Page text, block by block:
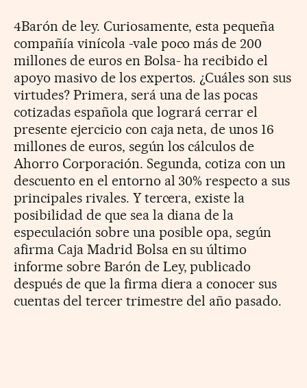
4Barón de ley. Curiosamente, esta pequeña
compañía vinícola -vale poco más de 200
millones de euros en Bolsa- ha recibido el
apoyo masivo de los expertos. ¿Cuáles son sus
virtudes? Primera, será una de las pocas
cotizadas española que logrará cerrar el
presente ejercicio con caja neta, de unos 16
millones de euros, según los cálculos de
Ahorro Corporación. Segunda, cotiza con un
descuento en el entorno al 30% respecto a sus
principales rivales. Y tercera, existe la
posibilidad de que sea la diana de la
especulación sobre una posible opa, según
afirma Caja Madrid Bolsa en su último
informe sobre Barón de Ley, publicado
después de que la firma diera a conocer sus
cuentas del tercer trimestre del año pasado.